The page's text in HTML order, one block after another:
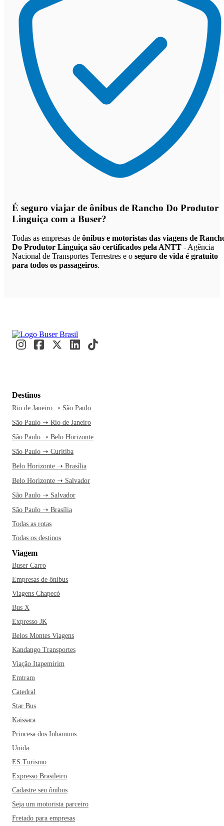
É seguro viajar de ônibus de Rancho Do Produtor
Linguiça com a Buser?
Todas as empresas de ônibus e motoristas das viagens de
Do Produtor Linguiça são certificados pela ANTT - Agência
Nacional de Transportes Terrestres e o seguro de vida é gratuito
para todos os passageiros.
Destinos
Rio de Janeiro ➝ São Paulo
São Paulo ➝ Rio de Janeiro
São Paulo ➝ Belo Horizonte
São Paulo ➝ Curitiba
Belo Horizonte ➝ Brasília
Belo Horizonte ➝ Salvador
São Paulo ➝ Salvador
São Paulo ➝ Brasília
Todas as rotas
Todas os destinos
Viagem
Buser Carro
Empresas de ônibus
Viagens Chapecó
Bus X
Expresso JK
Belos Montes Viagens
Kandango Transportes
Viação Itapemirim
Emtram
Catedral
Star Bus
Kaissara
Princesa dos Inhamuns
Unida
ES Turismo
Expresso Brasileiro
Cadastre seu ônibus
Seja um motorista parceiro
Fretado para empresas